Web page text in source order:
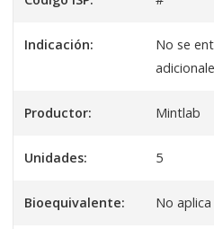
Indicación:
No se
Productor: Mintlab
Unidades: 5
Bioequivalente: No aplica